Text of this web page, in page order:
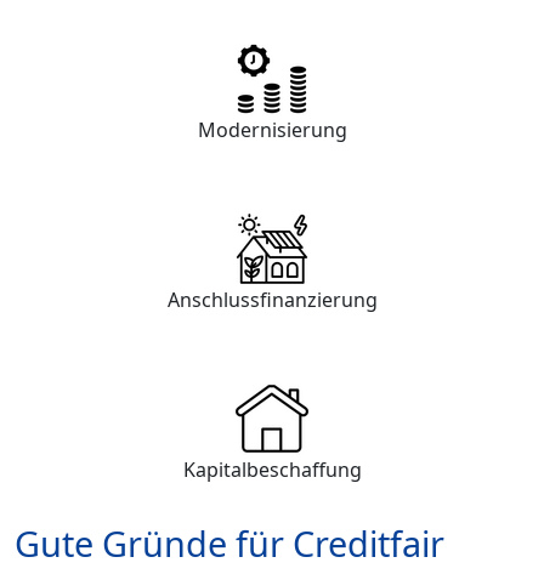
Modernisierung
Anschlussfinanzierung
Kapitalbeschaffung
Gute Gründe für Creditfair